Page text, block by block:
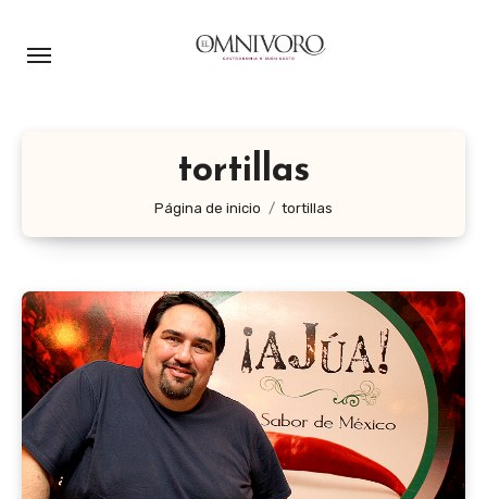
tortillas
Página de inicio tortillas